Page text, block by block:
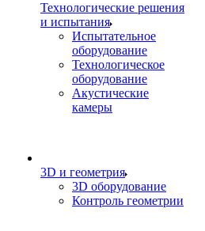
Технологические решения
и испытания
Испытательное
оборудование
Технологическое
оборудование
Акустические
камеры
3D и геометрия
3D оборудование
Контроль геометрии